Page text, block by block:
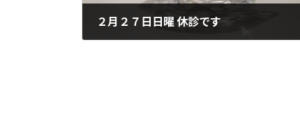
２月２７日日曜 休診です